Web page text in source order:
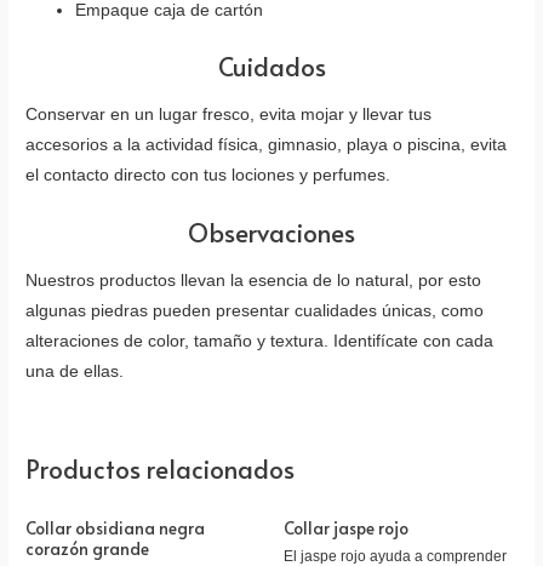
Empaque caja de cartón
Cuidados
Conservar en un lugar fresco, evita mojar y llevar tus
accesorios a la actividad física, gimnasio, playa o piscina, evita
el contacto directo con tus lociones y perfumes.
Observaciones
Nuestros productos llevan la esencia de lo natural, por esto
algunas piedras pueden presentar cualidades únicas, como
alteraciones de color, tamaño y textura. Identifícate con cada
una de ellas.
Productos relacionados
Collar obsidiana negra
corazón grande
Collar jaspe rojo
El jaspe rojo ayuda a comprender